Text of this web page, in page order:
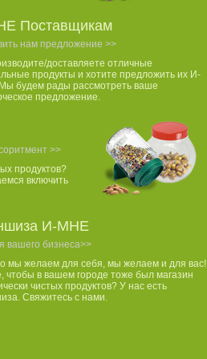
Поставщикам
нам предложение >>
доставляете отличные
продукты и хотите предложить их И-
будем рады рассмотреть ваше
предложение.
>>
продуктов?
включить
И-МНЕ
вашего бизнеса>>
мы желаем для себя, мы желаем и для вас!
чтобы в вашем городе тоже был магазин
чистых продуктов? У нас есть
Свяжитесь с нами.